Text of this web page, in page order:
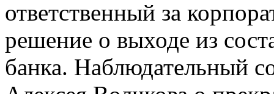
ответственный за
решение о выходе из
банка. Наблюдательный